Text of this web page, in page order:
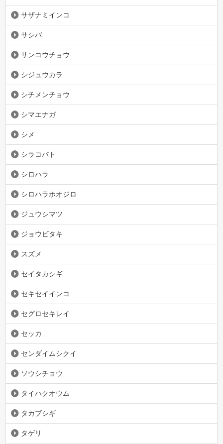
サザナミインコ
サシバ
サンコウチョウ
シジュウカラ
シチメンチョウ
シマエナガ
シメ
シラコバト
シロハラ
シロハラホオジロ
ジュウシマツ
ジョウビタキ
スズメ
セイタカシギ
セキセイインコ
セグロセキレイ
セッカ
センダイムシクイ
ソウシチョウ
タイハクオウム
タカブシギ
タゲリ